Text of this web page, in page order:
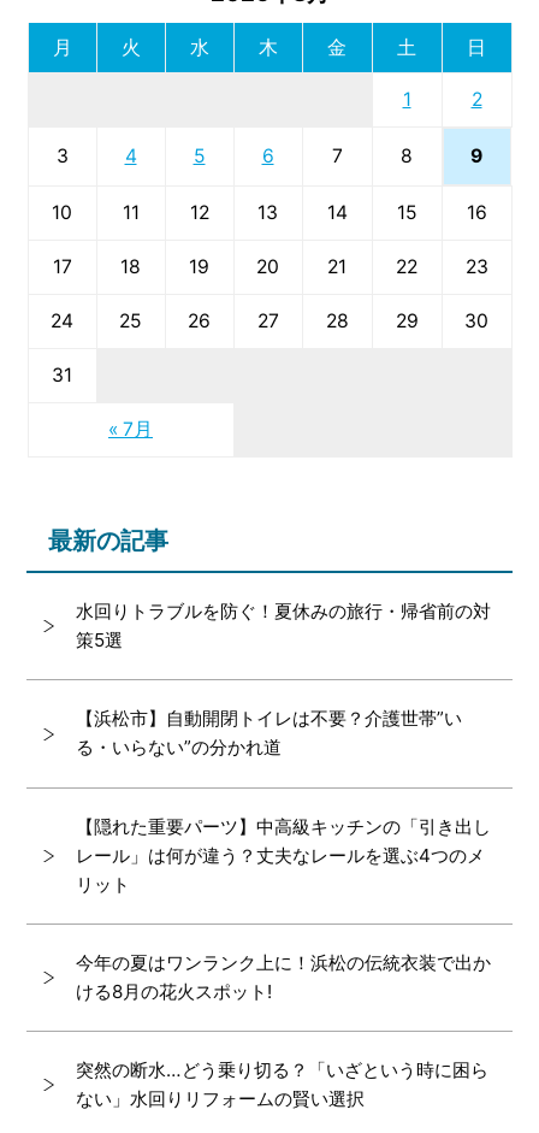
月 火 水 木 金 土 日
« 7月
1 2
3 4 5 6 7 8 9
10 11 12 13 14 15 16
17 18 19 20 21 22 23
24 25 26 27 28 29 30
31
最新の記事
水回りトラブルを防ぐ！夏休みの旅行・帰省前の対
策5選
【浜松市】自動開閉トイレは不要？介護世帯”い
る・いらない”の分かれ道
【隠れた重要パーツ】中高級キッチンの「引き出し
レール」は何が違う？丈夫なレールを選ぶ4つのメ
リット
今年の夏はワンランク上に！浜松の伝統衣装で出か
ける8月の花火スポット!
突然の断水…どう乗り切る？「いざという時に困ら
ない」水回りリフォームの賢い選択